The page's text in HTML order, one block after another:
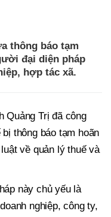
thông báo tạm
đại diện pháp
hợp tác xã.
Quảng Trị đã công
thông báo tạm hoãn
về quản lý thuế và
này chủ yếu là
nghiệp, công ty,